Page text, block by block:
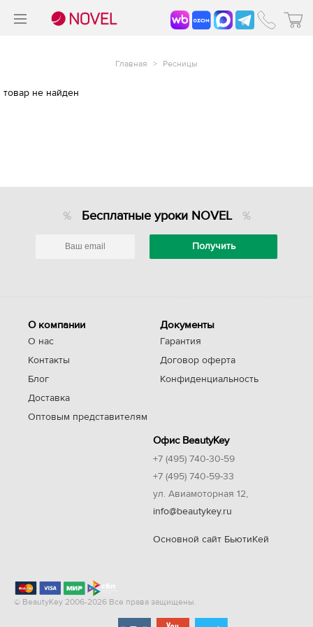
Главная > Ресницы
товар не найден
Бесплатные уроки NOVEL
О компании
О нас
Контакты
Блог
Доставка
Оптовым представителям
Документы
Гарантия
Договор оферта
Конфиденциальность
Офис BeautyKey
+7 (495) 740-30-59
+7 (495) 740-59-33
ул. Авиамоторная 12,
info@beautykey.ru
Основной сайт БьютиКей
© BeautyKey 2006-2026 Все права защищены.